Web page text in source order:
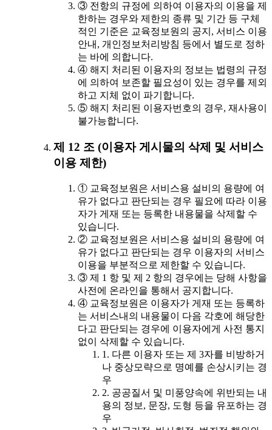
③ 전항의 규정에 의하여 이용자의 이용을 제
한하는 경우와 제한의 종류 및 기간 등 구체
적인 기준은 교육정보원의 공지, 서비스 이용
안내, 개인정보처리방침 등에서 별도로 정하
는 바에 의합니다.
④ 해지 처리된 이용자의 정보는 법령의 규정
에 의하여 보존할 필요성이 있는 경우를 제외
하고 지체 없이 파기합니다.
⑤ 해지 처리된 이용자번호의 경우, 재사용이
불가능합니다.
제 12 조 (이용자 게시물의 삭제 및 서비스
이용 제한)
① 교육정보원은 서비스용 설비의 용량에 여
유가 없다고 판단되는 경우 필요에 따라 이용
자가 게재 또는 등록한 내용물을 삭제할 수
있습니다.
② 교육정보원은 서비스용 설비의 용량에 여
유가 없다고 판단되는 경우 이용자의 서비스
이용을 부분적으로 제한할 수 있습니다.
③ 제 1 항 및 제 2 항의 경우에는 당해 사항을
사전에 온라인을 통해서 공지합니다.
④ 교육정보원은 이용자가 게재 또는 등록하
는 서비스내의 내용물이 다음 각호에 해당한
다고 판단되는 경우에 이용자에게 사전 통지
없이 삭제할 수 있습니다.
1. 다른 이용자 또는 제 3자를 비방하거
나 중상모략으로 명예를 손상시키는 경
우
2. 공공질서 및 미풍양속에 위반되는 내
용의 정보, 문장, 도형 등을 유포하는 경
우